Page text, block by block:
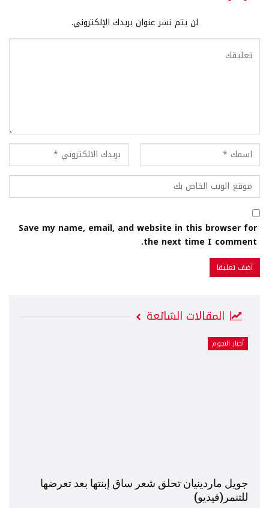
لن يتم نشر عنوان بريدك الإلكتروني.
Save my name, email, and website in this browser for
the next time I comment.
المقالات الشائعة
أخبار النجوم
جويل ماردينيان تحلق شعر ساق إبنتها بعد تعرضها
للتنمر(فيديو)